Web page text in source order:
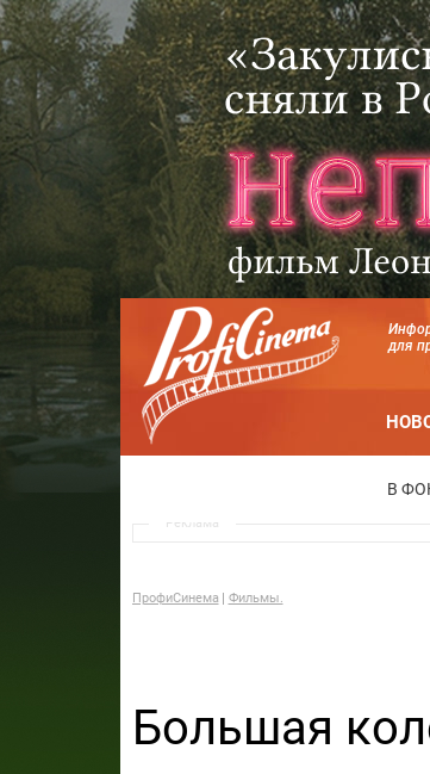
для
В
Реклама
ПрофиСинема Фильмы.
Большая